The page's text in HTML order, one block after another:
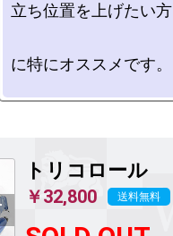
立ち位置を上げたい方
に特にオススメです。
トリコロール
￥32,800 送料無料